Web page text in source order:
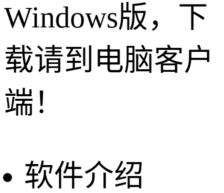
Windows版，下
载请到电脑客户
端！
软件介绍